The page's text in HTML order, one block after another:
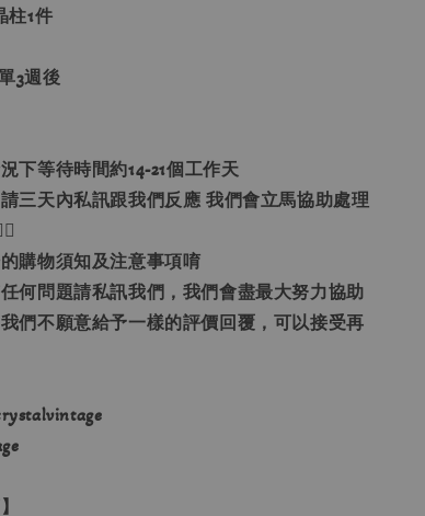
柱1件
3週後
下等待時間約14-21個工作天
三天內私訊跟我們反應 我們會立馬協助處理
購物須知及注意事項唷
何問題請私訊我們，我們會盡最大努力協助
們不願意給予一樣的評價回覆，可以接受再